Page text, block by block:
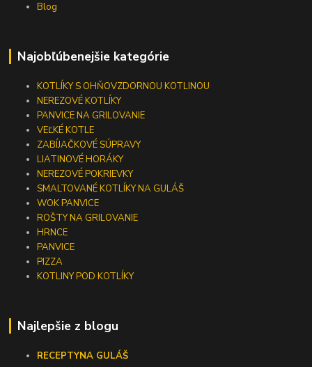
Blog
Najobľúbenejšie kategórie
KOTLÍKY S OHŇOVZDORNOU KOTLINOU
NEREZOVÉ KOTLÍKY
PANVICE NA GRILOVANIE
VEĽKÉ KOTLE
ZABÍJAČKOVÉ SÚPRAVY
LIATINOVÉ HORÁKY
NEREZOVÉ POKRIEVKY
SMALTOVANÉ KOTLÍKY NA GULÁŠ
WOK PANVICE
ROŠTY NA GRILOVANIE
HRNCE
PANVICE
PIZZA
KOTLINY POD KOTLÍKY
Najlepšie z blogu
RECEPTYNA GULÁŠ